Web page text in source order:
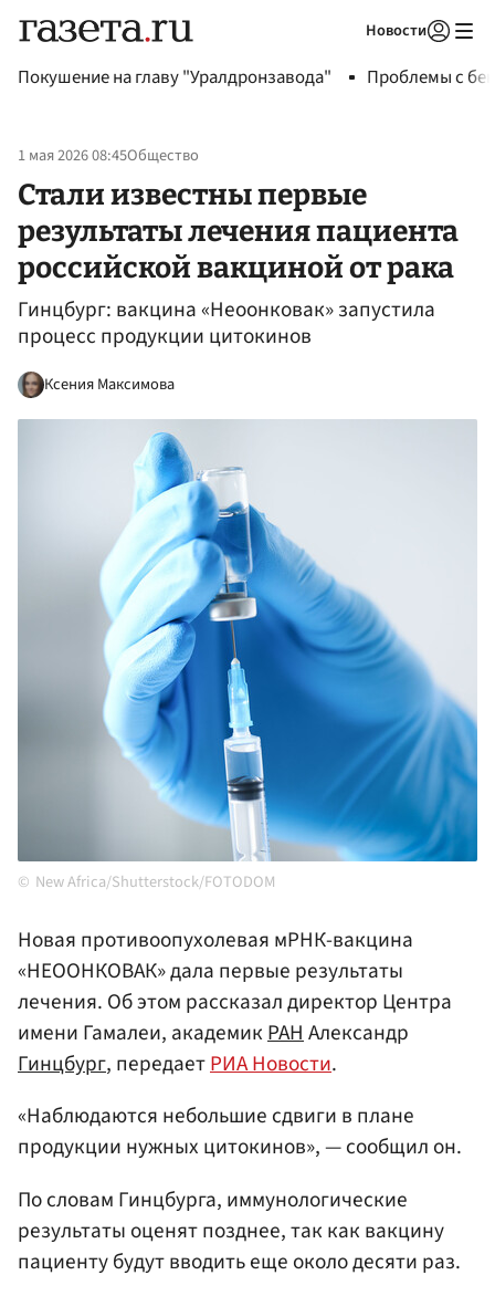
Новости
Покушение на главу "Уралдронзавода" Проблемы с
1 мая 2026 08:45Общество
Стали известны первые
результаты лечения пациента
российской вакциной от рака
Гинцбург: вакцина «Неоонковак» запустила
процесс продукции цитокинов
Ксения Максимова
New Africa/Shutterstock/FOTODOM
Новая противоопухолевая мРНК-вакцина
«НЕООНКОВАК» дала первые результаты
лечения. Об этом рассказал директор Центра
имени Гамалеи, академикРАНАлександр
Гинцбург, передаетРИА Новости.
«Наблюдаются небольшие сдвиги в плане
продукции нужных цитокинов», — сообщил он.
По словам Гинцбурга, иммунологические
результаты оценят позднее, так как вакцину
пациенту будут вводить еще около десяти раз.